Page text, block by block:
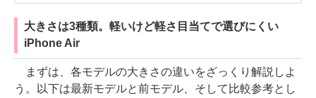
大きさは3種類。軽いけど軽さ目当てで選びにくい
iPhone Air
まずは、各モデルの大きさの違いをざっくり解説しよ
う。以下は最新モデルと前モデル、そして比較参考とし